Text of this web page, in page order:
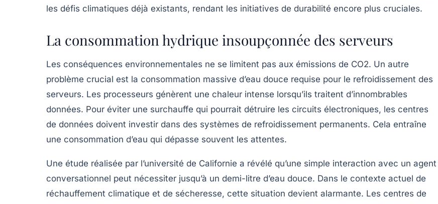
les défis climatiques déjà existants, rendant les initiatives de durabilité encore plus cruciales.
La consommation hydrique insoupçonnée des serveurs
Les conséquences environnementales ne se limitent pas aux émissions de CO2. Un autre
problème crucial est la consommation massive d’eau douce requise pour le refroidissement des
serveurs. Les processeurs génèrent une chaleur intense lorsqu’ils traitent d’innombrables
données. Pour éviter une surchauffe qui pourrait détruire les circuits électroniques, les centres
de données doivent investir dans des systèmes de refroidissement permanents. Cela entraîne
une consommation d’eau qui dépasse souvent les attentes.
Une étude réalisée par l’université de Californie a révélé qu’une simple interaction avec un agent
conversationnel peut nécessiter jusqu’à un demi-litre d’eau douce. Dans le contexte actuel de
réchauffement climatique et de sécheresse, cette situation devient alarmante. Les centres de